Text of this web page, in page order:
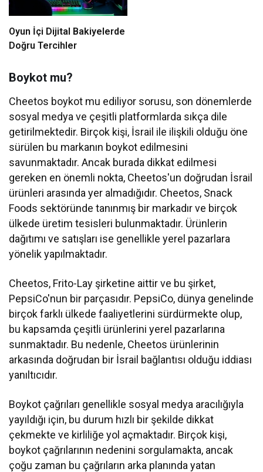
Oyun İçi Dijital Bakiyelerde
Doğru Tercihler
Boykot mu?
Cheetos boykot mu ediliyor sorusu, son dönemlerde
sosyal medya ve çeşitli platformlarda sıkça dile
getirilmektedir. Birçok kişi, İsrail ile ilişkili olduğu öne
sürülen bu markanın boykot edilmesini
savunmaktadır. Ancak burada dikkat edilmesi
gereken en önemli nokta, Cheetos'un doğrudan İsrail
ürünleri arasında yer almadığıdır. Cheetos, Snack
Foods sektöründe tanınmış bir markadır ve birçok
ülkede üretim tesisleri bulunmaktadır. Ürünlerin
dağıtımı ve satışları ise genellikle yerel pazarlara
yönelik yapılmaktadır.
Cheetos, Frito-Lay şirketine aittir ve bu şirket,
PepsiCo'nun bir parçasıdır. PepsiCo, dünya genelinde
birçok farklı ülkede faaliyetlerini sürdürmekte olup,
bu kapsamda çeşitli ürünlerini yerel pazarlarına
sunmaktadır. Bu nedenle, Cheetos ürünlerinin
arkasında doğrudan bir İsrail bağlantısı olduğu iddiası
yanıltıcıdır.
Boykot çağrıları genellikle sosyal medya aracılığıyla
yayıldığı için, bu durum hızlı bir şekilde dikkat
çekmekte ve kirliliğe yol açmaktadır. Birçok kişi,
boykot çağrılarının nedenini sorgulamakta, ancak
çoğu zaman bu çağrıların arka planında yatan